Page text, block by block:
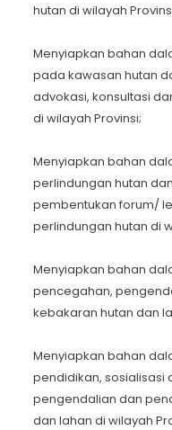
hutan di wilayah
Menyiapkan bahan
pada kawasan hutan
advokasi, konsultasi
di wilayah Provinsi;
Menyiapkan bahan
perlindungan hutan
pembentukan forum/
perlindungan hutan di
Menyiapkan bahan
pencegahan,
kebakaran hutan dan
Menyiapkan bahan
pendidikan, sosialisasi
pengendalian dan
dan lahan di wilayah